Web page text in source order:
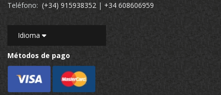
Teléfono: (+34) 915938352 | +34 608606959
Idioma
Métodos de pago